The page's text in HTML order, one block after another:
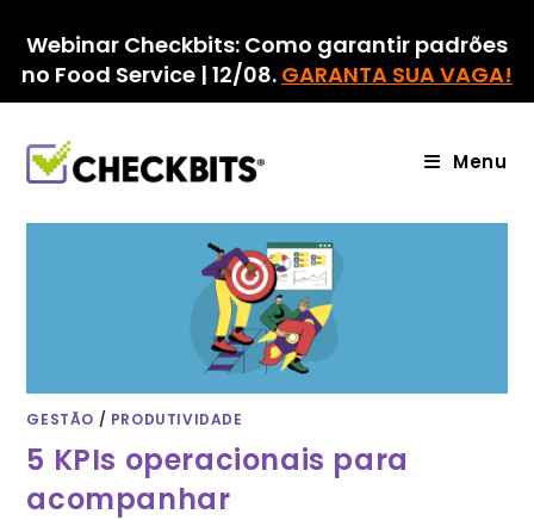
para
conteúdo
Webinar Checkbits: Como garantir padrões
no Food Service | 12/08. GARANTA SUA VAGA!
Menu
GESTÃO / PRODUTIVIDADE
5 KPIs operacionais para
acompanhar